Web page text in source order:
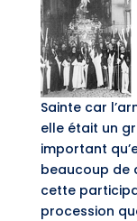
Sainte car
elle était un
important
beaucoup de
cette
procession